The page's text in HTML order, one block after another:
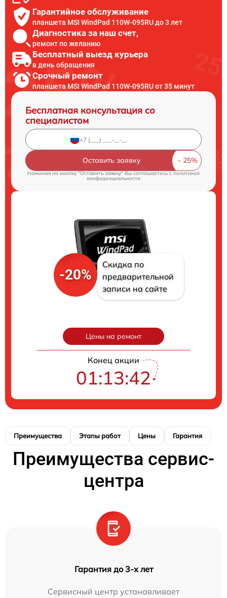
Гарантийное обслуживание
планшета MSI WindPad 110W-095RU до 3 лет
Диагностика за наш счет,
ремонт по желанию
Бесплатный выезд курьера
в день обращения
Срочный ремонт
планшета MSI WindPad 110W-095RU от 35 минут
Бесплатная консультация со
специалистом
Оставить заявку
Нажимая на кнопку "Оставить заявку" Вы соглашаетесь cполитикой
конфиденциальности
-20%
Скидка по
предварительной
записи на сайте
Цены на ремонт
Конец акции
01:13:41
Преимущества Этапы работ Цены Гарантия
Преимущества сервис-
центра
Гарантия до 3-х лет
Сервисный центр устанавливает